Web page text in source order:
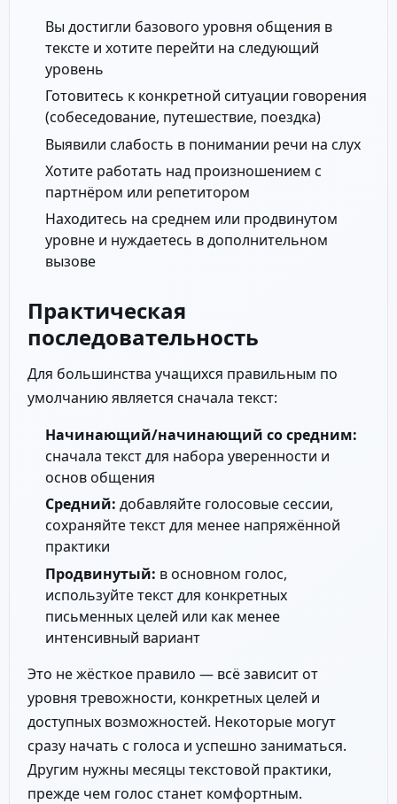
Вы достигли базового уровня общения в
тексте и хотите перейти на следующий
уровень
Готовитесь к конкретной ситуации говорения
(собеседование, путешествие, поездка)
Выявили слабость в понимании речи на слух
Хотите работать над произношением с
партнёром или репетитором
Находитесь на среднем или продвинутом
уровне и нуждаетесь в дополнительном
вызове
Практическая
последовательность
Для большинства учащихся правильным по
умолчанию является сначала текст:
Начинающий/начинающий со средним:
сначала текст для набора уверенности и
основ общения
Средний: добавляйте голосовые сессии,
сохраняйте текст для менее напряжённой
практики
Продвинутый: в основном голос,
используйте текст для конкретных
письменных целей или как менее
интенсивный вариант
Это не жёсткое правило — всё зависит от
уровня тревожности, конкретных целей и
доступных возможностей. Некоторые могут
сразу начать с голоса и успешно заниматься.
Другим нужны месяцы текстовой практики,
прежде чем голос станет комфортным.